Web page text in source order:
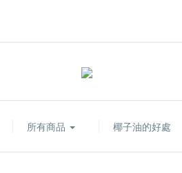
所有商品 椰子油的好處